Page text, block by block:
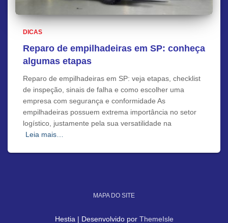
DICAS
Reparo de empilhadeiras em SP: conheça
algumas etapas
Reparo de empilhadeiras em SP: veja etapas, checklist
de inspeção, sinais de falha e como escolher uma
empresa com segurança e conformidade As
empilhadeiras possuem extrema importância no setor
logístico, justamente pela sua versatilidade na
Leia mais…
MAPA DO SITE
Hestia | Desenvolvido por ThemeIsle